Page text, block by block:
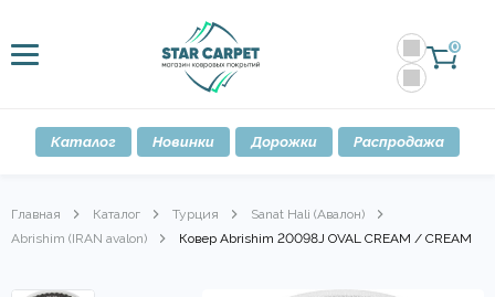
0
Каталог Новинки Дорожки Распродажа
Главная Каталог Турция
Sanat Hali (Авалон)
Abrishim (IRAN avalon)
Ковер Abrishim 20098J OVAL CREAM / CREAM